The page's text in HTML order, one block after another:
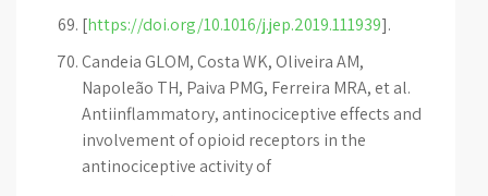
[https://doi.org/10.1016/j.jep.2019.111939].
Candeia GLOM, Costa WK, Oliveira AM,
Napoleão TH, Paiva PMG, Ferreira MRA, et al.
Antiinflammatory, antinociceptive effects and
involvement of opioid receptors in the
antinociceptive activity of